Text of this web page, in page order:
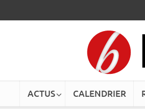
ACTUS CALENDRIER